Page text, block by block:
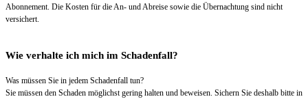
Abonnement. Die Kosten für die An- und Abreise sowie die Übernachtung sind nicht
versichert.
Wie verhalte ich mich im Schadenfall?
Was müssen Sie in jedem Schadenfall tun?
Sie müssen den Schaden möglichst gering halten und beweisen. Sichern Sie deshalb bitte in